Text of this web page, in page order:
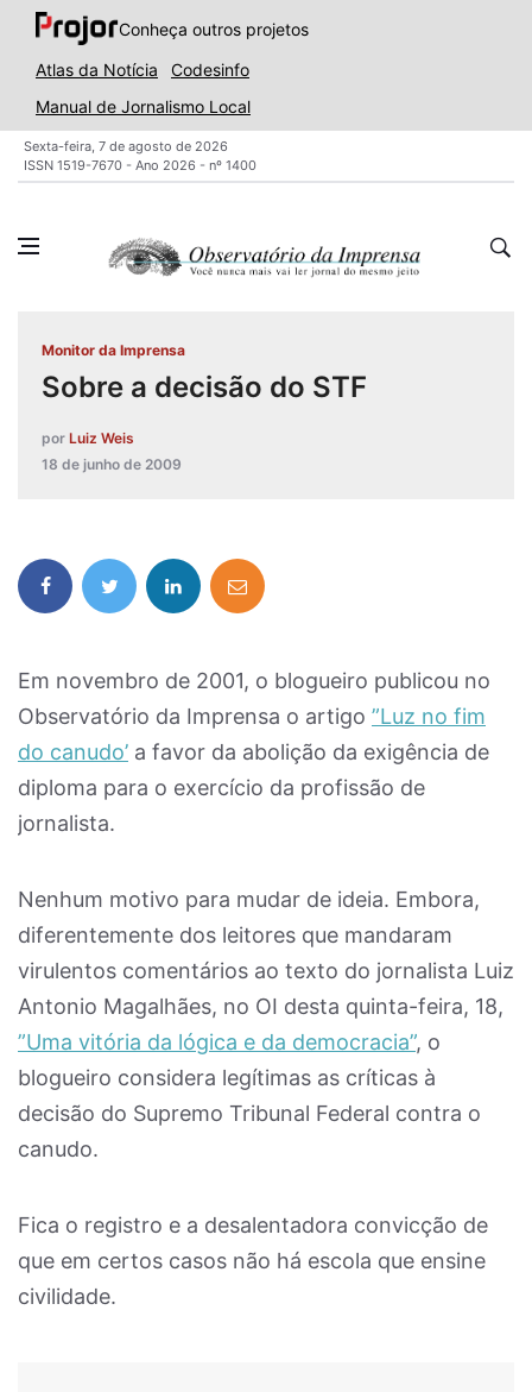
Conheça outros projetos
Atlas da Notícia
Codesinfo
Manual de Jornalismo Local
Sexta-feira, 7 de agosto de 2026
ISSN 1519-7670 - Ano 2026 - nº 1400
Monitor da Imprensa
Sobre a decisão do STF
por Luiz Weis
18 de junho de 2009
Em novembro de 2001, o blogueiro publicou no
Observatório da Imprensa o artigo ”Luz no fim
do canudo’ a favor da abolição da exigência de
diploma para o exercício da profissão de
jornalista.
Nenhum motivo para mudar de ideia. Embora,
diferentemente dos leitores que mandaram
virulentos comentários ao texto do jornalista Luiz
Antonio Magalhães, no OI desta quinta-feira, 18,
”Uma vitória da lógica e da democracia”, o
blogueiro considera legítimas as críticas à
decisão do Supremo Tribunal Federal contra o
canudo.
Fica o registro e a desalentadora convicção de
que em certos casos não há escola que ensine
civilidade.